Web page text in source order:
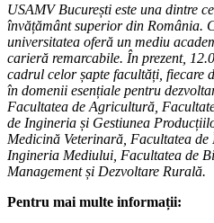
USAMV București este una dintre
învățământ superior din România.
universitatea oferă un mediu
carieră remarcabile. În prezent,
cadrul celor șapte facultăți, fiecare
în domenii esențiale pentru
Facultatea de Agricultură,
de Ingineria și Gestiunea
Medicină Veterinară, Facultatea
Ingineria Mediului, Facultatea de
Management și Dezvoltare
Pentru mai multe informații: